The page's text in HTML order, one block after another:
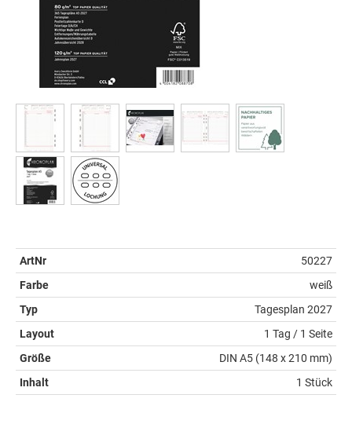
ArtNr
50227
Farbe
weiß
Typ
Tagesplan 2027
Layout
1 Tag / 1 Seite
Größe
DIN A5 (148 x 210 mm)
Inhalt
1 Stück